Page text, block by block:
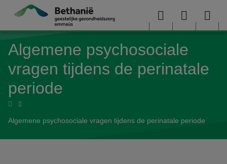
Overslaan en naar de inhoud gaan
Menu User
menu
Algemene psychosociale
vragen tijdens de perinatale
periode
Home
Algemene psychosociale vragen tijdens de perinatale periode